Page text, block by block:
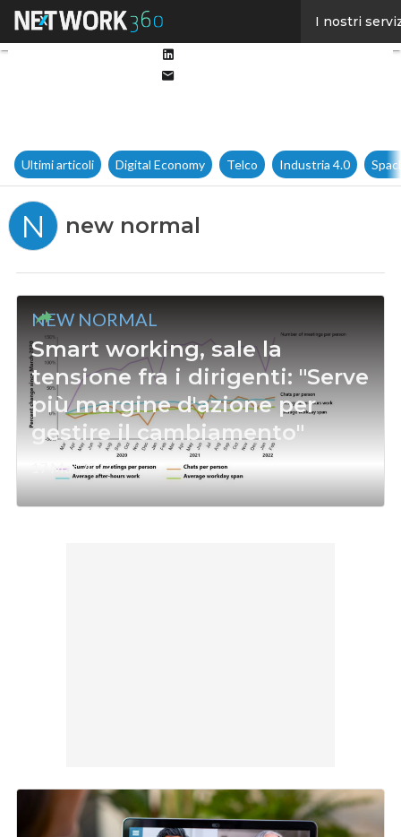
I nostri
Ultimi articoli Digital Economy Telco Industria 4.0
N new normal
NEW NORMAL
Smart working, sale la
tensione fra i dirigenti: "Serve
più margine d'azione per
gestire il cambiamento"
17 Mar 2022